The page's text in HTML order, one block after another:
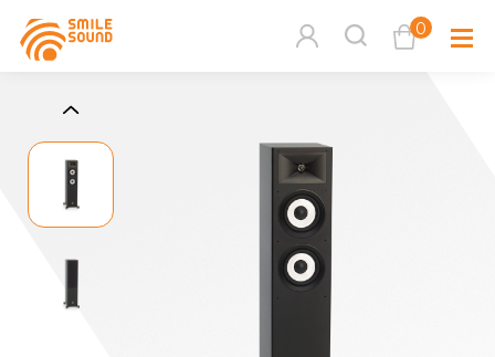
0
請選擇商品分類